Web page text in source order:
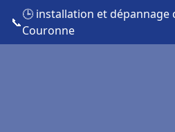
📞
🕒 installation et dépannage
Couronne